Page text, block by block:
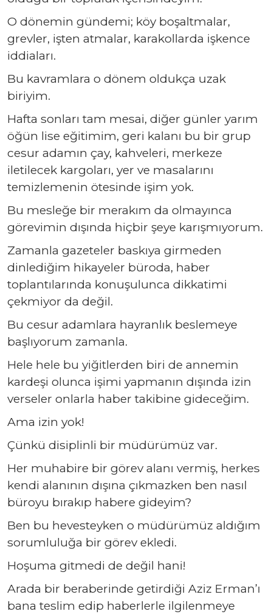
O dönemin gündemi; köy boşaltmalar,
grevler, işten atmalar, karakollarda işkence
iddiaları.
Bu kavramlara o dönem oldukça uzak
biriyim.
Hafta sonları tam mesai, diğer günler yarım
öğün lise eğitimim, geri kalanı bu bir grup
cesur adamın çay, kahveleri, merkeze
iletilecek kargoları, yer ve masalarını
temizlemenin ötesinde işim yok.
Bu mesleğe bir merakım da olmayınca
görevimin dışında hiçbir şeye karışmıyorum.
Zamanla gazeteler baskıya girmeden
dinlediğim hikayeler büroda, haber
toplantılarında konuşulunca dikkatimi
çekmiyor da değil.
Bu cesur adamlara hayranlık beslemeye
başlıyorum zamanla.
Hele hele bu yiğitlerden biri de annemin
kardeşi olunca işimi yapmanın dışında izin
verseler onlarla haber takibine gideceğim.
Ama izin yok!
Çünkü disiplinli bir müdürümüz var.
Her muhabire bir görev alanı vermiş, herkes
kendi alanının dışına çıkmazken ben nasıl
büroyu bırakıp habere gideyim?
Ben bu hevesteyken o müdürümüz aldığım
sorumluluğa bir görev ekledi.
Hoşuma gitmedi de değil hani!
Arada bir beraberinde getirdiği Aziz Erman’ı
bana teslim edip haberlerle ilgilenmeye